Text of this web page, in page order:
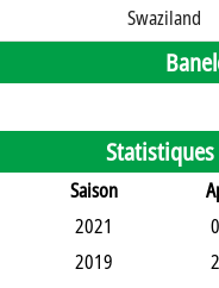
Swaziland
Saison
2021 0
2019 2